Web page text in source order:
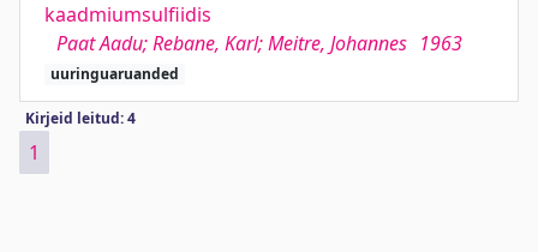
kaadmiumsulfiidis
Paat Aadu; Rebane, Karl; Meitre, Johannes 1963
uuringuaruanded
Kirjeid leitud: 4
1